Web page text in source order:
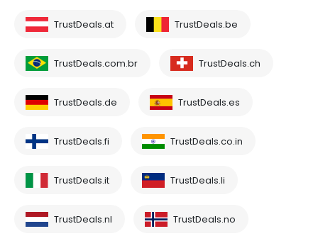
TrustDeals.at TrustDeals.be
TrustDeals.com.br TrustDeals.ch
TrustDeals.de TrustDeals.es
TrustDeals.fi TrustDeals.co.in
TrustDeals.it TrustDeals.li
TrustDeals.nl TrustDeals.no